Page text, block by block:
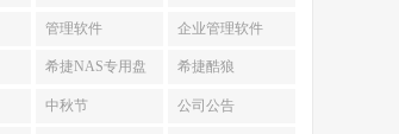
管理软件 企业管理软件
希捷NAS专用盘 希捷酷狼
中秋节 公司公告